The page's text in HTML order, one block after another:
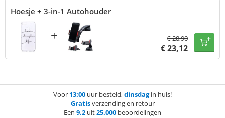
Hoesje + 3-in-1 Autohouder
+ €28,90
€23,12
Voor 13:00 uur besteld,dinsdagin huis!
Gratisverzending en retour
Een 9.2 uit25.000 beoordelingen